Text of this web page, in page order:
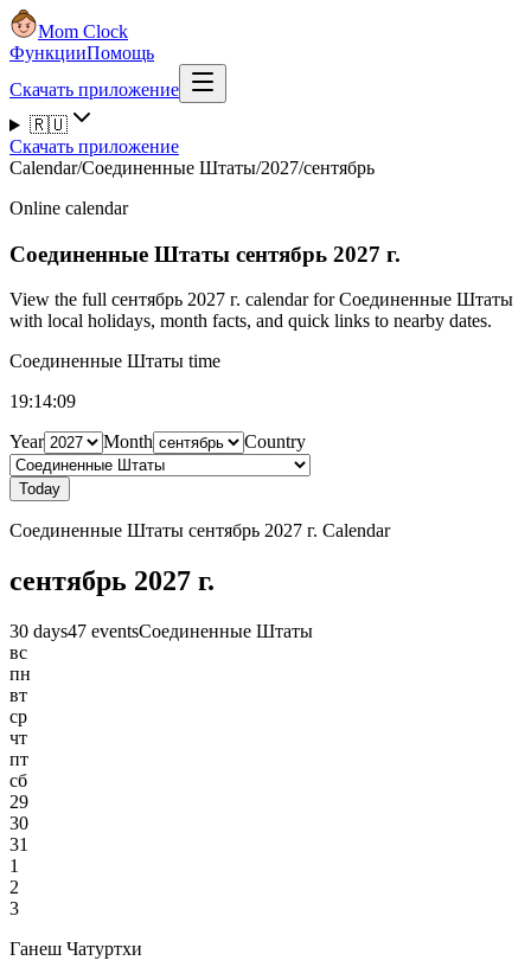
Mom Clock
ФункцииПомощь
Скачать приложение
🇷🇺
Скачать приложение
Calendar/Соединенные Штаты/2027/сентябрь
Online calendar
Соединенные Штаты сентябрь 2027 г.
View the full сентябрь 2027 г. calendar for Соединенные Штаты
with local holidays, month facts, and quick links to nearby dates.
Соединенные Штаты time
19:14:09
Year
Month Country
Today
Соединенные Штаты сентябрь 2027 г. Calendar
сентябрь 2027 г.
30 days47 eventsСоединенные Штаты
вс
пн
вт
ср
чт
пт
сб
29
30
31
1
2
3
Ганеш Чатуртхи